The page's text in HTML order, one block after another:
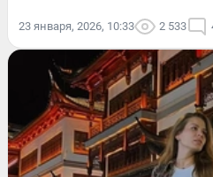
23 января, 2026, 10:33 2 533